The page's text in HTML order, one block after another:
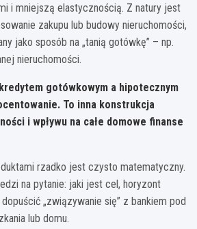
i mniejszą elastycznością. Z natury jest
zakupu lub budowy nieruchomości,
jako sposób na „tanią gotówkę” – np.
nieruchomości.
gotówkowym a hipotecznym
To inna konstrukcja
i wpływu na całe domowe finanse
rzadko jest czysto matematyczny.
na pytanie: jaki jest cel, horyzont
„związywanie się” z bankiem pod
lub domu.